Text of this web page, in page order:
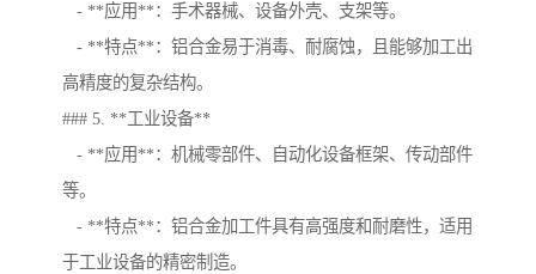
- **应用**：手术器械、设备外壳、支架等。
- **特点**：铝合金易于消毒、耐腐蚀，且能够加工出
高精度的复杂结构。
### 5. **工业设备**
- **应用**：机械零部件、自动化设备框架、传动部件
等。
- **特点**：铝合金加工件具有高强度和耐磨性，适用
于工业设备的精密制造。